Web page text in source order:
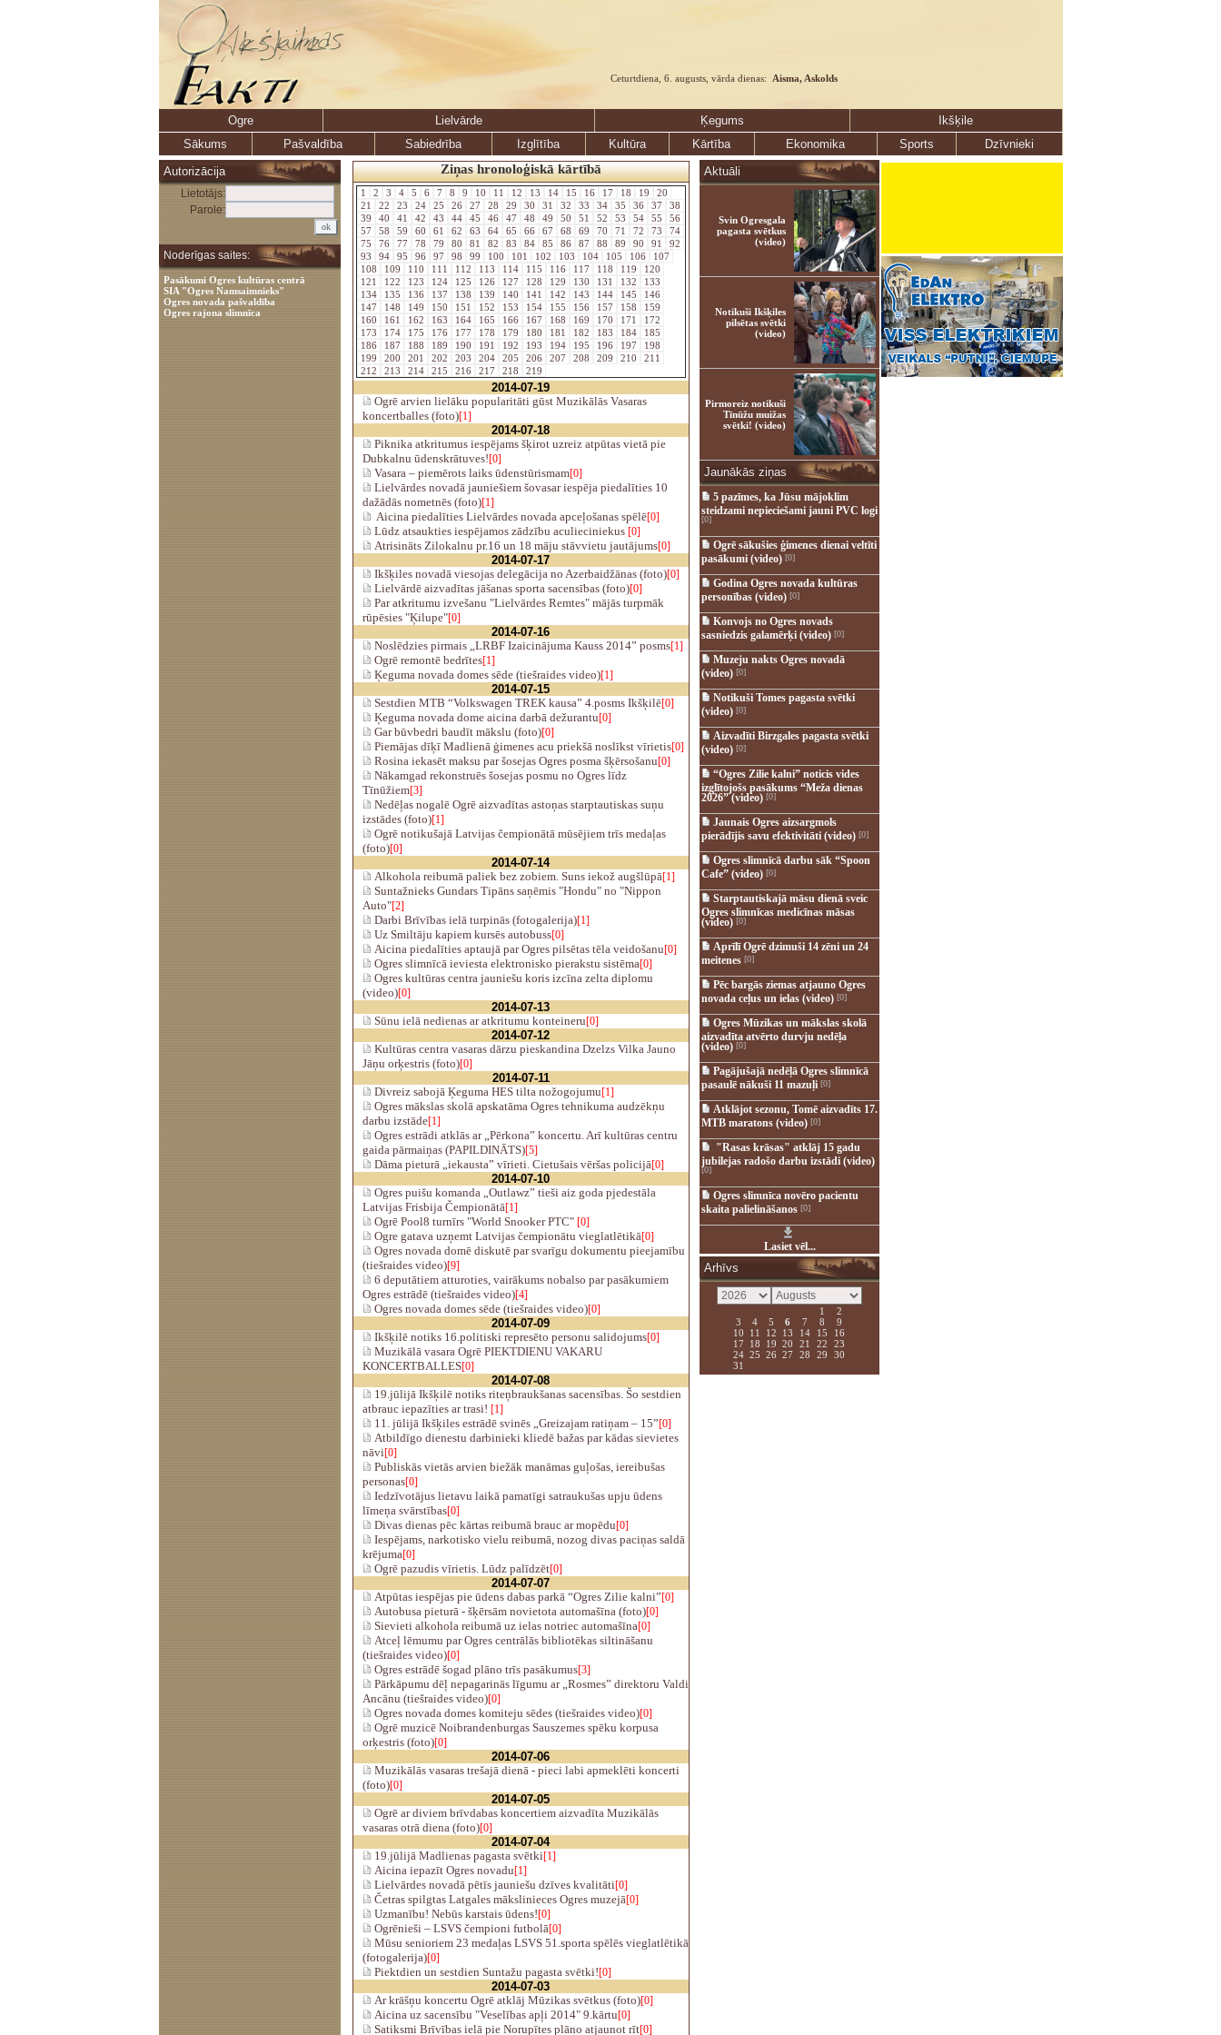
Ceturtdiena, 6. augusts, vārda dienas: Aisma, Askolds
Ogre Lielvārde Ķegums
Ikšķile
Sākums
Pašvaldība Sabiedrība Izglītība Kultūra Kārtība Ekonomika Sports
Dzīvnieki
Autorizācija
Lietotājs:
Parole:
Noderīgas saites:
Pasākumi Ogres kultūras centrā
SIA "Ogres Namsaimnieks"
Ogres novada pašvaldība
Ogres rajona slimnīca
Ziņas hronoloģiskā kārtībā
1 2 3 4 5 6 7 8 9 10 11 12 13 14 15 16 17 18 19
20
21
22 23 24 25 26 27 28 29 30 31 32 33 34 35 36 37
38
39
40 41 42 43 44 45 46 47 48 49 50 51 52 53 54 55
56
57
58 59 60 61 62 63 64 65 66 67 68 69 70 71 72 73
74
75
76 77 78 79 80 81 82 83 84 85 86 87 88 89 90 91
92
93
94 95 96 97 98 99 100 101 102 103 104 105 106
107
108
109 110 111 112 113 114 115 116 117 118 119
120
121
122 123 124 125 126 127 128 129 130 131 132
133
134
135 136 137 138 139 140 141 142 143 144 145
146
147
148 149 150 151 152 153 154 155 156 157 158
159
160
161 162 163 164 165 166 167 168 169 170 171
172
173
174 175 176 177 178 179 180 181 182 183 184
185
186
187 188 189 190 191 192 193 194 195 196 197
198
199
200 201 202 203 204 205 206 207 208 209 210
211
212
213 214 215 216 217 218 219
2014-07-19
Ogrē arvien lielāku popularitāti gūst Muzikālās Vasaras
koncertballes (foto)[1]
2014-07-18
Piknika atkritumus iespējams šķirot uzreiz atpūtas vietā pie
Dubkalnu ūdenskrātuves![0]
Vasara – piemērots laiks ūdenstūrismam[0]
Lielvārdes novadā jauniešiem šovasar iespēja piedalīties 10
dažādās nometnēs (foto)[1]
Aicina piedalīties Lielvārdes novada apceļošanas spēlē[0]
Lūdz atsaukties iespējamos zādzību aculieciniekus [0]
Atrisināts Zilokalnu pr.16 un 18 māju stāvvietu jautājums[0]
2014-07-17
Ikšķiles novadā viesojas delegācija no Azerbaidžānas (foto)[0]
Lielvārdē aizvadītas jāšanas sporta sacensības (foto)[0]
Par atkritumu izvešanu "Lielvārdes Remtes" mājās turpmāk
rūpēsies "Ķilupe"[0]
2014-07-16
Noslēdzies pirmais „LRBF Izaicinājuma Kauss 2014” posms[1]
Ogrē remontē bedrītes[1]
Ķeguma novada domes sēde (tiešraides video)[1]
2014-07-15
Sestdien MTB “Volkswagen TREK kausa” 4.posms Ikšķilē[0]
Ķeguma novada dome aicina darbā dežurantu[0]
Gar būvbedri baudīt mākslu (foto)[0]
Piemājas dīķī Madlienā ģimenes acu priekšā noslīkst vīrietis[0]
Rosina iekasēt maksu par šosejas Ogres posma šķērsošanu[0]
Nākamgad rekonstruēs šosejas posmu no Ogres līdz
Tīnūžiem[3]
Nedēļas nogalē Ogrē aizvadītas astoņas starptautiskas suņu
izstādes (foto)[1]
Ogrē notikušajā Latvijas čempionātā mūsējiem trīs medaļas
(foto)[0]
2014-07-14
Alkohola reibumā paliek bez zobiem. Suns iekož augšlūpā[1]
Suntažnieks Gundars Tipāns saņēmis "Hondu" no "Nippon
Auto"[2]
Darbi Brīvības ielā turpinās (fotogalerija)[1]
Uz Smiltāju kapiem kursēs autobuss[0]
Aicina piedalīties aptaujā par Ogres pilsētas tēla veidošanu[0]
Ogres slimnīcā ieviesta elektronisko pierakstu sistēma[0]
Ogres kultūras centra jauniešu koris izcīna zelta diplomu
(video)[0]
2014-07-13
Sūnu ielā nedienas ar atkritumu konteineru[0]
2014-07-12
Kultūras centra vasaras dārzu pieskandina Dzelzs Vilka Jauno
Jāņu orķestris (foto)[0]
2014-07-11
Divreiz sabojā Ķeguma HES tilta nožogojumu[1]
Ogres mākslas skolā apskatāma Ogres tehnikuma audzēkņu
darbu izstāde[1]
Ogres estrādi atklās ar „Pērkona” koncertu. Arī kultūras centru
gaida pārmaiņas (PAPILDINĀTS)[5]
Dāma pieturā „iekausta” vīrieti. Cietušais vēršas policijā[0]
2014-07-10
Ogres puišu komanda „Outlawz” tieši aiz goda pjedestāla
Latvijas Frisbija Čempionātā[1]
Ogrē Pool8 turnīrs "World Snooker PTC" [0]
Ogre gatava uzņemt Latvijas čempionātu vieglatlētikā[0]
Ogres novada domē diskutē par svarīgu dokumentu pieejamību
(tiešraides video)[9]
6 deputātiem atturoties, vairākums nobalso par pasākumiem
Ogres estrādē (tiešraides video)[4]
Ogres novada domes sēde (tiešraides video)[0]
2014-07-09
Ikšķilē notiks 16.politiski represēto personu salidojums[0]
Muzikālā vasara Ogrē PIEKTDIENU VAKARU
KONCERTBALLES[0]
2014-07-08
19.jūlijā Ikšķilē notiks riteņbraukšanas sacensības. Šo sestdien
atbrauc iepazīties ar trasi! [1]
11. jūlijā Ikšķiles estrādē svinēs „Greizajam ratiņam – 15”[0]
Atbildīgo dienestu darbinieki kliedē bažas par kādas sievietes
nāvi[0]
Publiskās vietās arvien biežāk manāmas guļošas, iereibušas
personas[0]
Iedzīvotājus lietavu laikā pamatīgi satraukušas upju ūdens
līmeņa svārstības[0]
Divas dienas pēc kārtas reibumā brauc ar mopēdu[0]
Iespējams, narkotisko vielu reibumā, nozog divas paciņas saldā
krējuma[0]
Ogrē pazudis vīrietis. Lūdz palīdzēt[0]
2014-07-07
Atpūtas iespējas pie ūdens dabas parkā “Ogres Zilie kalni”[0]
Autobusa pieturā - šķērsām novietota automašīna (foto)[0]
Sievieti alkohola reibumā uz ielas notriec automašīna[0]
Atceļ lēmumu par Ogres centrālās bibliotēkas siltināšanu
(tiešraides video)[0]
Ogres estrādē šogad plāno trīs pasākumus[3]
Pārkāpumu dēļ nepagarinās līgumu ar „Rosmes” direktoru Valdi
Ancānu (tiešraides video)[0]
Ogres novada domes komiteju sēdes (tiešraides video)[0]
Ogrē muzicē Noibrandenburgas Sauszemes spēku korpusa
orķestris (foto)[0]
2014-07-06
Muzikālās vasaras trešajā dienā - pieci labi apmeklēti koncerti
(foto)[0]
2014-07-05
Ogrē ar diviem brīvdabas koncertiem aizvadīta Muzikālās
vasaras otrā diena (foto)[0]
2014-07-04
19.jūlijā Madlienas pagasta svētki[1]
Aicina iepazīt Ogres novadu[1]
Lielvārdes novadā pētīs jauniešu dzīves kvalitāti[0]
Četras spilgtas Latgales mākslinieces Ogres muzejā[0]
Uzmanību! Nebūs karstais ūdens![0]
Ogrēnieši – LSVS čempioni futbolā[0]
Mūsu senioriem 23 medaļas LSVS 51.sporta spēlēs vieglatlētikā
(fotogalerija)[0]
Piektdien un sestdien Suntažu pagasta svētki![0]
2014-07-03
Ar krāšņu koncertu Ogrē atklāj Mūzikas svētkus (foto)[0]
Aicina uz sacensību "Veselības apļi 2014" 9.kārtu[0]
Satiksmi Brīvības ielā pie Norupītes plāno atjaunot rīt[0]
Aktuāli
Svin Ogresgala
pagasta svētkus
(video)
Notikuši Ikšķiles
pilsētas svētki
(video)
Pirmoreiz notikuši
Tīnūžu muižas
svētki! (video)
Jaunākās ziņas
5 pazīmes, ka Jūsu mājoklim
steidzami nepieciešami jauni PVC logi
[0]
Ogrē sākušies ģimenes dienai veltīti
pasākumi (video)[0]
Godina Ogres novada kultūras
personības (video)[0]
Konvojs no Ogres novads
sasniedzis galamērķi (video)[0]
Muzeju nakts Ogres novadā
(video)[0]
Notikuši Tomes pagasta svētki
(video)[0]
Aizvadīti Birzgales pagasta svētki
(video)[0]
“Ogres Zilie kalni” noticis vides
izglītojošs pasākums “Meža dienas
2026” (video)[0]
Jaunais Ogres aizsargmols
pierādījis savu efektivitāti (video)[0]
Ogres slimnīcā darbu sāk “Spoon
Cafe” (video)[0]
Starptautiskajā māsu dienā sveic
Ogres slimnīcas medicīnas māsas
(video)[0]
Aprīlī Ogrē dzimuši 14 zēni un 24
meitenes [0]
Pēc bargās ziemas atjauno Ogres
novada ceļus un ielas (video)[0]
Ogres Mūzikas un mākslas skolā
aizvadīta atvērto durvju nedēļa
(video)[0]
Pagājušajā nedēļā Ogres slimnīcā
pasaulē nākuši 11 mazuļi[0]
Atklājot sezonu, Tomē aizvadīts 17.
MTB maratons (video)[0]
"Rasas krāsas" atklāj 15 gadu
jubilejas radošo darbu izstādi (video)
[0]
Ogres slimnīca novēro pacientu
skaita palielināšanos [0]
Lasiet vēl...
Arhīvs
1
2
3
4 5 6 7 8
9
10
11 12 13 14 15
16
17
18 19 20 21 22
23
24 25 26 27 28 29
30
31